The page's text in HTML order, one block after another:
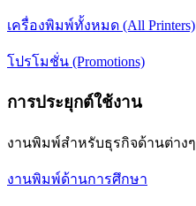
เครื่องพิมพ์ทั้งหมด (All Printers)
โปรโมชั่น (Promotions)
การประยุกต์ใช้งาน
งานพิมพ์สำหรับธุรกิจด้านต่างๆ
งานพิมพ์ด้านการศึกษา